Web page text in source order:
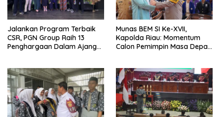
Jalankan Program Terbaik
CSR, PGN Group Raih 13
Penghargaan Dalam Ajang
Munas BEM SI Ke-XVII,
Kapolda Riau: Momentum
Calon Pemimpin Masa Depan